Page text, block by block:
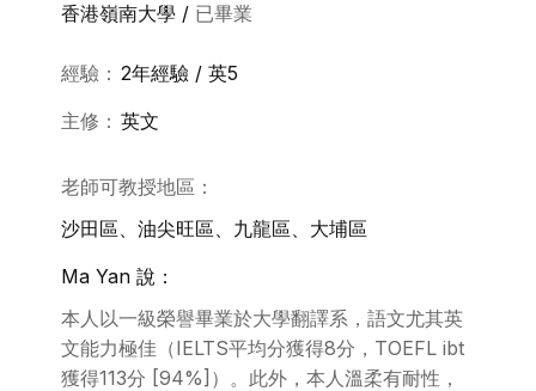
香港嶺南大學 / 已畢業
經驗： 2年經驗 / 英5
主修： 英文
老師可教授地區：
沙田區、油尖旺區、九龍區、大埔區
Ma Yan 說：
本人以一級榮譽畢業於大學翻譯系，語文尤其英
文能力極佳（IELTS平均分獲得8分，TOEFL ibt
獲得113分 [94%]）。此外，本人溫柔有耐性，